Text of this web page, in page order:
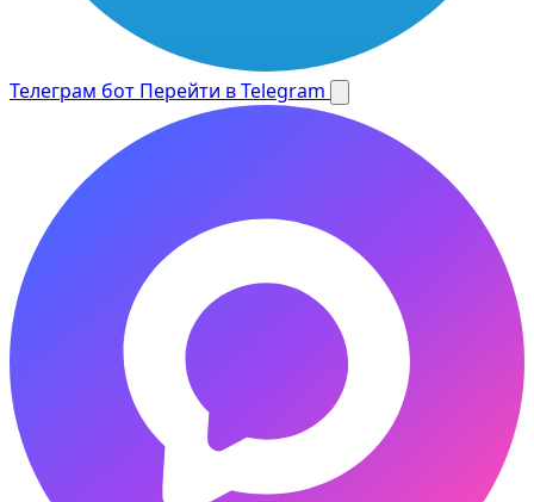
Телеграм бот Перейти в Telegram